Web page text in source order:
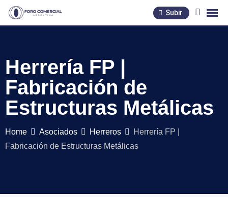
Skip
Subir
Herrería FP |
Fabricación de
Estructuras Metálicas
Home Asociados Herreros
Herrería FP |
Fabricación de Estructuras Metálicas